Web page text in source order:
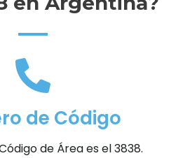
de Código
de Área es el 3838.